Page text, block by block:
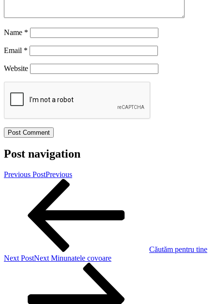
Name *
Email *
Website
Post navigation
Previous PostPrevious
Căutăm pentru tine
Next PostNext Minunatele covoare